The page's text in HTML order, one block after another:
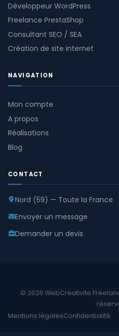
Développeur WordPress
Freelance PrestaShop
Consultant SEO / SEA
Création de site internet
NAVIGATION
Mon compte
A propos
Réalisations
Blog
CONTACT
Nord (59) — Toute la France
Envoyer un message
Demander un devis
© 2026 WebCreativite
Mentions légalesConfidentialité